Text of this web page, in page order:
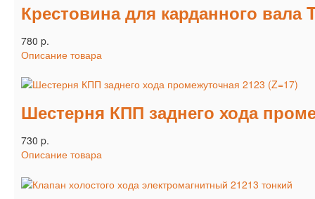
Крестовина для карданного вала
780 p.
Описание товара
Шестерня КПП заднего хода
730 p.
Описание товара